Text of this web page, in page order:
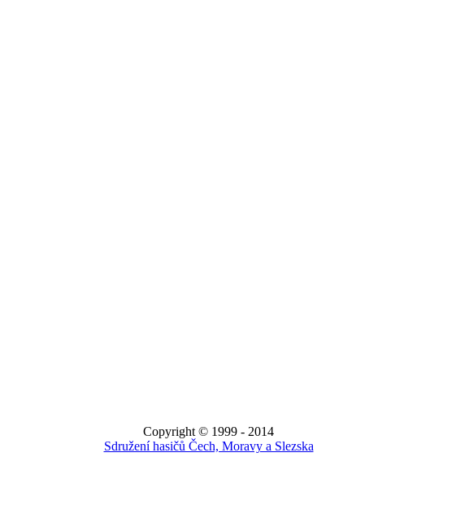
Copyright © 1999 - 2014
Sdružení hasičů Čech, Moravy a Slezska